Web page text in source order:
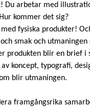
Du arbetar med
kommer det sig?
fysiska produkter!
smak och
produkten blir en brief i
koncept, typografi,
blir utmaningen.
framgångsrika